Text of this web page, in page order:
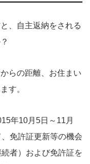
、自主返納をされる
らの距離、お住まい
す。
年10月5日～11月
免許証更新等の機会
者）および免許証を